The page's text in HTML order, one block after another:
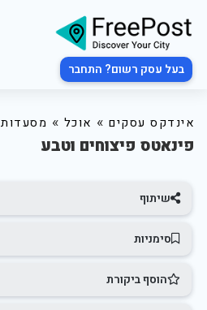
בעל עסק רשום? התחבר
אינדקס עסקים » אוכל » מסעדות
פינאטס פיצוחים וטבע
שיתוף
סימניות
הוסף ביקורת